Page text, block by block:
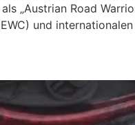
„Austrian Road
und